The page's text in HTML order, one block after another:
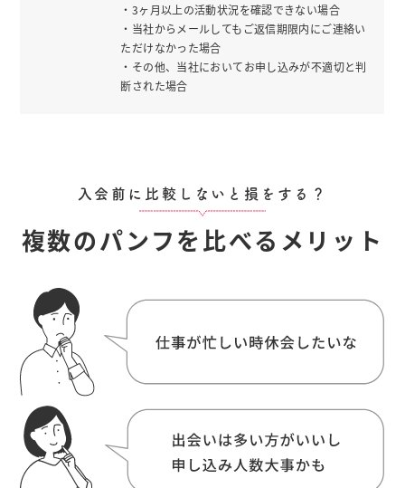
・3ヶ月以上の活動状況を確認できない場合
・当社からメールしてもご返信期限内にご連絡い
ただけなかった場合
・その他、当社においてお申し込みが不適切と判
断された場合
入会前に比較しないと損をする？
複数のパンフを比べるメリット